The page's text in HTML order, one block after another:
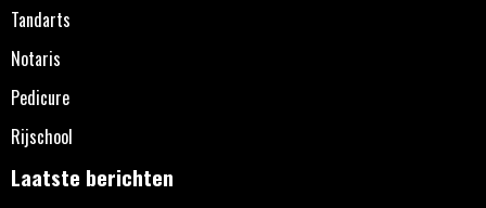
Tandarts
Notaris
Pedicure
Rijschool
Laatste berichten